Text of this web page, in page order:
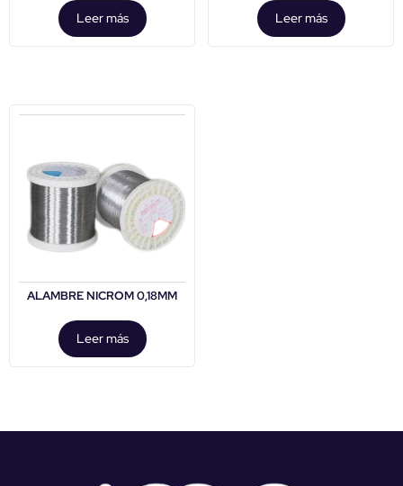
Leer más Leer más
ALAMBRE NICROM 0,18MM
Leer más